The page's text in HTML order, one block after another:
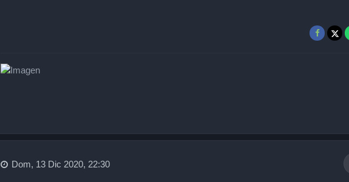
Dom, 13 Dic 2020, 22:30